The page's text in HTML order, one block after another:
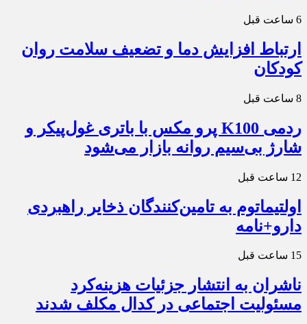
6 ساعت قبل
ارتباط افزایش دما و تضعیف سلامت روان
کودکان
8 ساعت قبل
ردمی K100 پرو مکس با باتری غول‌پیکر و
شارژ بی‌سیم روانه بازار می‌شود
12 ساعت قبل
اولتیماتوم به تامین‌کنندگان ذخایر راهبردی
دارو+نامه
15 ساعت قبل
ناشران به انتشار جزئیات هزینه‌کرد
مسئولیت اجتماعی در کدال مکلف شدند